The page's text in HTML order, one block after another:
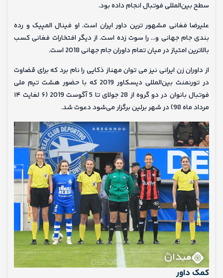
سطح بین‌المللی فوتبال انجام داده ‌بود.
علیرضا فغانی مشهور ترین داور ایران است. او فینال المپیک و رده
بندی جام جهانی و… را سوت زده است. از دیگر افتخارات فغانی کسب
بالاترین امتیاز در میان تمام داوران جام جهانی 2018 است.
از داوران زن ایرانی نیز می توان مهناز ذکایی را نام برد که برای قضاوت
در تورنمنت بین‌المللی دیسکاور 2019 که با حضور هشت تیم‌ ‌ملی
فوتبال بانوان در دو گروه از 28 جولای تا 5 آگوست 2019 (۶ لغایت ۱۴
مرداد ماه 98) در شهر برلین برگزار می‌شود دعوت شد.
کمک داور